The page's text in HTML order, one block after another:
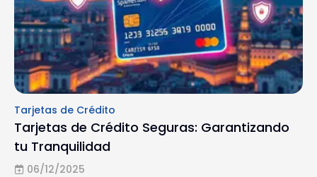
Tarjetas de Crédito
Tarjetas de Crédito Seguras: Garantizando
tu Tranquilidad
06/12/2025